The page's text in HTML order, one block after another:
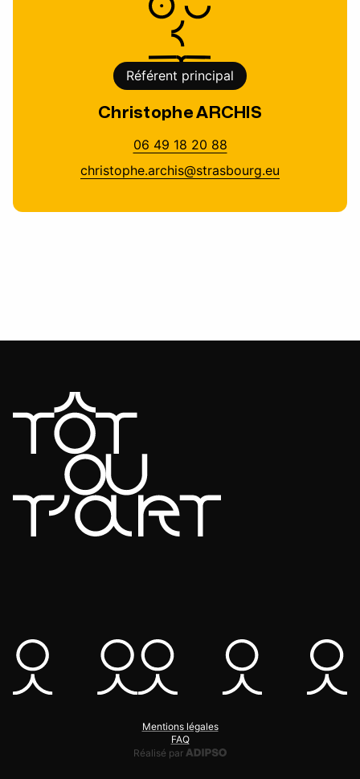
Référent principal
Christophe ARCHIS
06 49 18 20 88
christophe.archis@strasbourg.eu
Mentions légales
FAQ
Réalisé par
Adipso, agence web et